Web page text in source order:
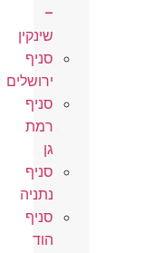
–
שינקין
סניף
ירושלים
סניף
רמת
גן
סניף
נתניה
סניף
הוד